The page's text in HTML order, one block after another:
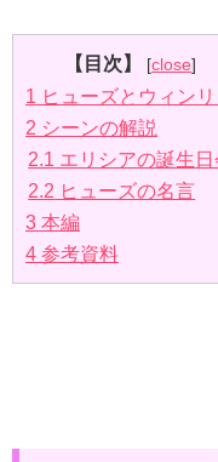
【目次】 [close]
1 ヒューズとウィンリ
2 シーンの解説
2.1 エリシアの誕生日
2.2 ヒューズの名言
3 本編
4 参考資料